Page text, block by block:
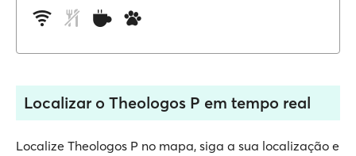
Localizar o Theologos P em tempo real
Localize Theologos P no mapa, siga a sua localização e